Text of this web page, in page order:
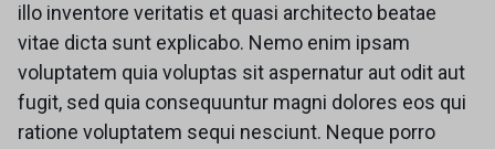
illo inventore veritatis et quasi architecto beatae
vitae dicta sunt explicabo. Nemo enim ipsam
voluptatem quia voluptas sit aspernatur aut odit aut
fugit, sed quia consequuntur magni dolores eos qui
ratione voluptatem sequi nesciunt. Neque porro